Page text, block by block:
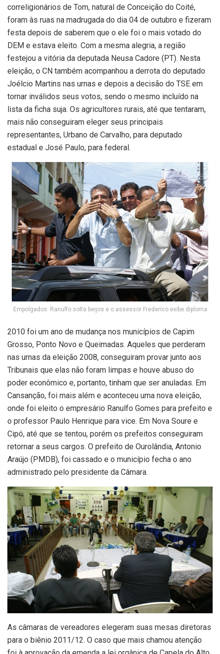
correligionários de Tom, natural de Conceição do Coité,
foram às ruas na madrugada do dia 04 de outubro e fizeram
festa depois de saberem que o ele foi o mais votado do
DEM e estava eleito. Com a mesma alegria, a região
festejou a vitória da deputada Neusa Cadore (PT). Nesta
eleição, o CN também acompanhou a derrota do deputado
Joélcio Martins nas urnas e depois a decisão do TSE em
tornar inválidos seus votos, sendo o mesmo incluído na
lista da ficha suja. Os agricultores rurais, até que tentaram,
mais não conseguiram eleger seus principais
representantes, Urbano de Carvalho, para deputado
estadual e José Paulo, para federal.
Empolgados: Ranulfo solta beijos e o assessor Frederico exibe diploma
2010 foi um ano de mudança nos municípios de Capim
Grosso, Ponto Novo e Queimadas. Aqueles que perderam
nas urnas da eleição 2008, conseguiram provar junto aos
Tribunais que elas não foram limpas e houve abuso do
poder econômico e, portanto, tinham que ser anuladas. Em
Cansanção, foi mais além e aconteceu uma nova eleição,
onde foi eleito o empresário Ranulfo Gomes para prefeito e
o professor Paulo Henrique para vice. Em Nova Soure e
Cipó, até que se tentou, porém os prefeitos conseguiram
retornar a seus cargos. O prefeito de Ourolândia, Antonio
Araújo (PMDB), foi cassado e o município fecha o ano
administrado pelo presidente da Câmara.
As câmaras de vereadores elegeram suas mesas diretoras
para o biênio 2011/12. O caso que mais chamou atenção